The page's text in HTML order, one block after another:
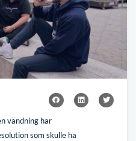
vändning har
som skulle ha